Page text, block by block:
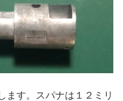
ます。スパナは１２ミリ